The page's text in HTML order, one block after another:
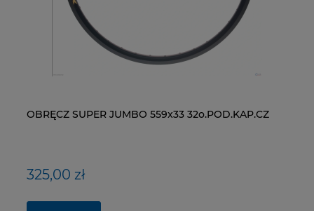
OBRĘCZ SUPER JUMBO 559x33 32o.POD.KAP.CZ
325,00 zł
ŁAŃCUCH KMC X9-93- 116 ogniw / 9- rzędowy +
40,00 zł